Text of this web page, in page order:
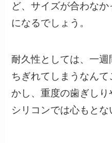
ど、サイズが合わな
になるでしょう。
耐久性としては、一週
ちぎれてしまうなん
かし、重度の歯ぎし
シリコンでは心もとな